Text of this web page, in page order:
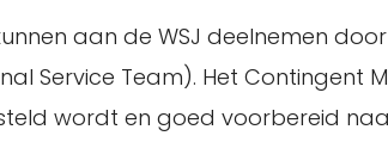
aan de WSJ deelnemen
Service Team). Het
wordt en goed voorbereid